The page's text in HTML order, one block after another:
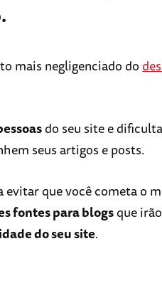
mais negligenciado do
do seu site e
seus artigos e posts.
que você cometa o
fontes para blogsque
do seu site.